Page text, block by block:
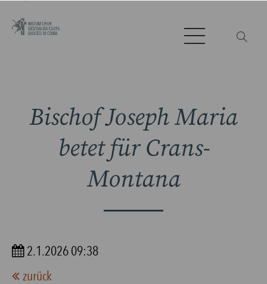
Bischof Joseph Maria
betet für Crans-
Montana
2.1.2026 09:38
zurück